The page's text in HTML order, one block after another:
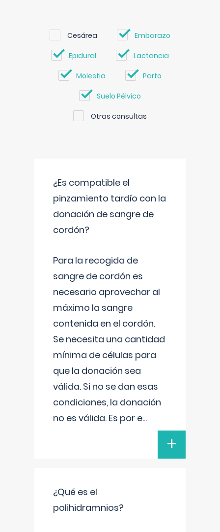
Cesárea Embarazo
Epidural Lactancia
Molestia Parto
Suelo Pélvico
Otras consultas
¿Es compatible el
pinzamiento tardío con la
donación de sangre de
cordón?
Para la recogida de
sangre de cordón es
necesario aprovechar al
máximo la sangre
contenida en el cordón.
Se necesita una cantidad
mínima de células para
que la donación sea
válida. Si no se dan esas
condiciones, la donación
no es válida. Es por e...
+
¿Qué es el
polihidramnios?